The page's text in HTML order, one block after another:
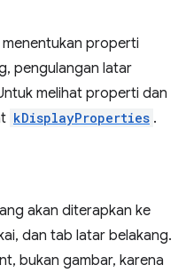
menentukan properti
pengulangan latar
melihat properti dan
kDisplayProperties .
akan diterapkan ke
dan tab latar belakang.
bukan gambar, karena